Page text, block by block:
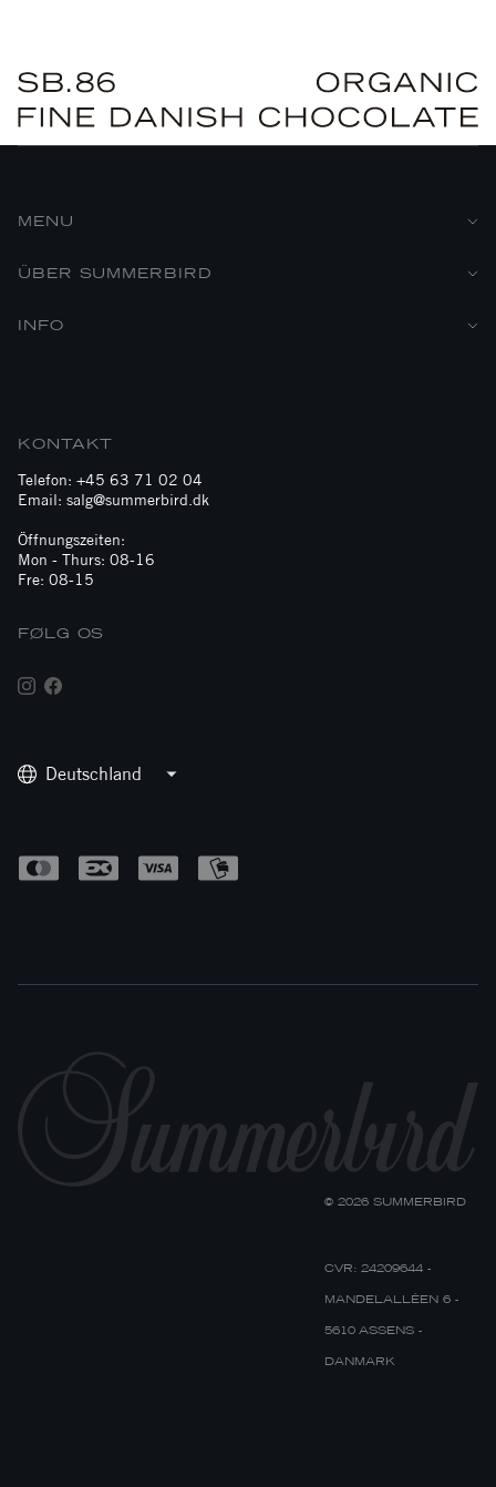
MENU
ÜBER SUMMERBIRD
INFO
KONTAKT
Telefon: +45 63 71 02 04
Email: salg@summerbird.dk
Öffnungszeiten:
Mon - Thurs: 08-16
Fre: 08-15
FØLG OS
Deutschland
© 2026 SUMMERBIRD
CVR: 24209644 -
MANDELALLÉEN 6 -
5610 ASSENS -
DANMARK